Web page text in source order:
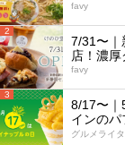
favy
2
7/31〜｜
店！濃
favy
3
8/17〜｜
インのパ
グルメライ